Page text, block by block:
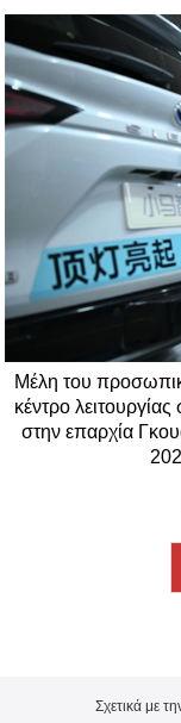
Μέλη του
κέντρο
στην επαρχία
Σχετικά με